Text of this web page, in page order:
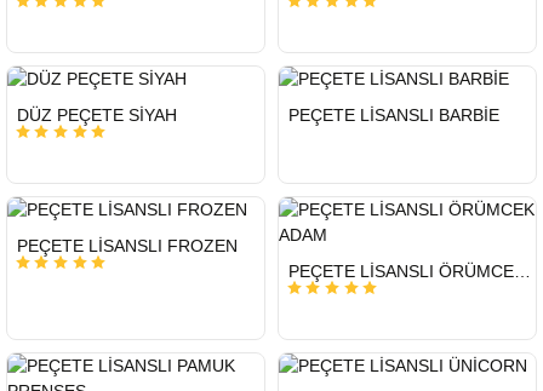
GÖNDERİ
DÜZ PEÇETE SİYAH
GÖNDERİ
PEÇETE LİSANSLI BARBİE
GÖNDERİ
PEÇETE LİSANSLI FROZEN
GÖNDERİ
PEÇETE LİSANSLI ÖRÜMCEK ADAM